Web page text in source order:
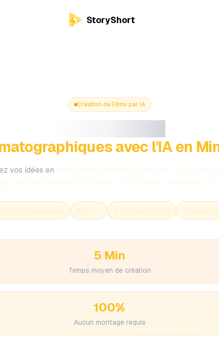
StoryShort
Création de Films par IA
avec l'IA en
vos idées en
Cinématographiques 🎙️ Voix IA 🎵 Musique de Fond ⚡
5 Min
Temps moyen de création
100%
Aucun montage requis